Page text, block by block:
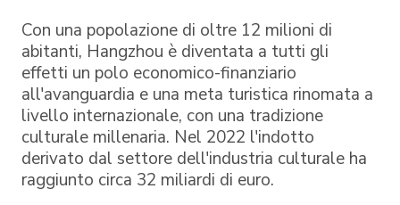
Con una popolazione di oltre 12 milioni di
abitanti, Hangzhou è diventata a tutti gli
effetti un polo economico-finanziario
all'avanguardia e una meta turistica rinomata a
livello internazionale, con una tradizione
culturale millenaria. Nel 2022 l'indotto
derivato dal settore dell'industria culturale ha
raggiunto circa 32 miliardi di euro.